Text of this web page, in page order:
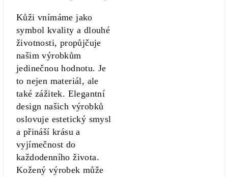
Kůži vnímáme jako
symbol kvality a dlouhé
životnosti, propůjčuje
našim výrobkům
jedinečnou hodnotu. Je
to nejen materiál, ale
také zážitek. Elegantní
design našich výrobků
oslovuje estetický smysl
a přináší krásu a
vyjímečnost do
každodenního života.
Kožený výrobek může